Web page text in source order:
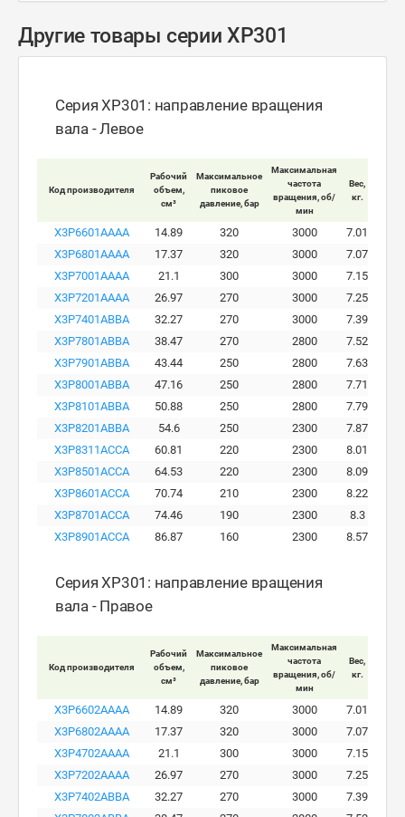
Другие товары серии XP301
Серия XP301: направление вращения
вала - Левое
Код производителя
Рабочий
объем,
см³
Максимальное
пиковое
давление, бар
Максимальная
частота
вращения, об/
мин
Вес,
кг.
X3P6601AAAA 14.89 320 3000 7.01
X3P6801AAAA
17.37 320 3000 7.07
X3P7001AAAA
21.1 300 3000 7.15
X3P7201AAAA
26.97 270 3000 7.25
X3P7401ABBA
32.27 270 3000 7.39
X3P7801ABBA
38.47 270 2800 7.52
X3P7901ABBA
43.44 250 2800 7.63
X3P8001ABBA
47.16 250 2800 7.71
X3P8101ABBA
50.88 250 2800 7.79
X3P8201ABBA
54.6 250 2300 7.87
X3P8311ACCA
60.81 220 2300 8.01
X3P8501ACCA
64.53 220 2300 8.09
X3P8601ACCA
70.74 210 2300 8.22
X3P8701ACCA
74.46 190 2300 8.3
X3P8901ACCA
86.87 160 2300 8.57
Серия XP301: направление вращения
вала - Правое
Код производителя
Рабочий
объем,
см³
Максимальное
пиковое
давление, бар
Максимальная
частота
вращения, об/
мин
Вес,
кг.
X3P6602AAAA 14.89 320 3000 7.01
X3P6802AAAA
17.37 320 3000 7.07
X3P4702AAAA
21.1 300 3000 7.15
X3P7202AAAA
26.97 270 3000 7.25
X3P7402ABBA
32.27 270 3000 7.39